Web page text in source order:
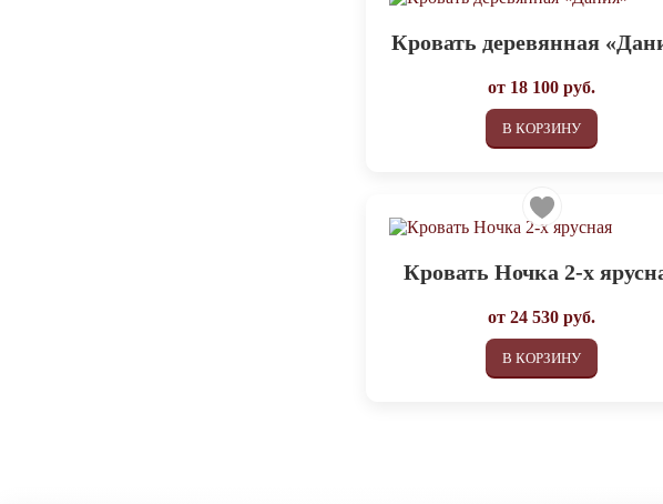
Кровать деревянная
от 18 100 руб.
В КОРЗИНУ
Кровать Ночка 2-х
от24 530 руб.
В КОРЗИНУ